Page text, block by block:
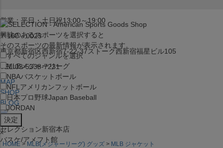
営業：平日・土日祝13:00～19:00
〒160－0023
東京都新宿区西新宿7-22-37ストーク西新宿福星ビル105
TEL:03-5338-7231
MAP
SHOP
BLOG
セレクション新宿本店
バスケ/アメフト館
興味のあるスポーツを選択すると
そのスポーツの最新情報が表示されます。
すべてのジャンルを選択
MLBメジャーリーグ
NBAバスケットボール
NFL アメリカンフットボール
日本プロ野球Japan Baseball
JORDAN
x
HOME MLB(メジャーリーグ) グッズ
MLB ジャケット